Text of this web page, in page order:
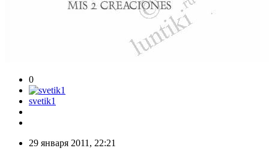
0
svetik1
29 января 2011, 22:21